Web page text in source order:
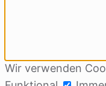
Wir verwenden